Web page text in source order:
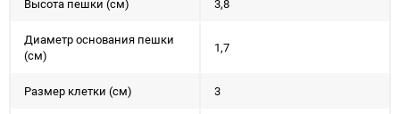
Высота пешки (см) 3,8
Диаметр основания пешки
(см)
1,7
Размер клетки (см) 3